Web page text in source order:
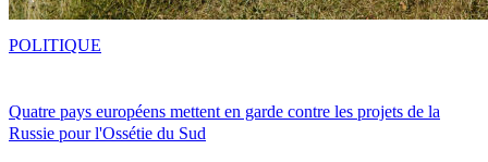
Quatre pays européens mettent en garde contre les projets de la
Russie pour l'Ossétie du Sud
POLITIQUE